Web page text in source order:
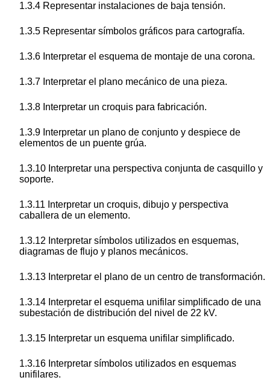
1.3.4 Representar instalaciones de baja tensión.
1.3.5 Representar símbolos gráficos para cartografía.
1.3.6 Interpretar el esquema de montaje de una corona.
1.3.7 Interpretar el plano mecánico de una pieza.
1.3.8 Interpretar un croquis para fabricación.
1.3.9 Interpretar un plano de conjunto y despiece de
elementos de un puente grúa.
1.3.10 Interpretar una perspectiva conjunta de casquillo y
soporte.
1.3.11 Interpretar un croquis, dibujo y perspectiva
caballera de un elemento.
1.3.12 Interpretar símbolos utilizados en esquemas,
diagramas de flujo y planos mecánicos.
1.3.13 Interpretar el plano de un centro de transformación.
1.3.14 Interpretar el esquema unifilar simplificado de una
subestación de distribución del nivel de 22 kV.
1.3.15 Interpretar un esquema unifilar simplificado.
1.3.16 Interpretar símbolos utilizados en esquemas
unifilares.